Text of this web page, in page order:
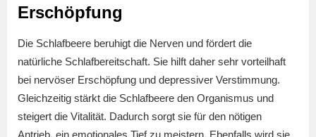
Erschöpfung
Die Schlafbeere beruhigt die Nerven und fördert die
natürliche Schlafbereitschaft. Sie hilft daher sehr vorteilhaft
bei nervöser Erschöpfung und depressiver Verstimmung.
Gleichzeitig stärkt die Schlafbeere den Organismus und
steigert die Vitalität. Dadurch sorgt sie für den nötigen